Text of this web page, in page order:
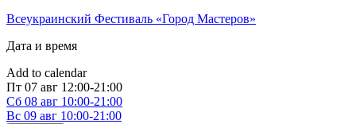
Всеукраинский Фестиваль «Город Мастеров»
Дата и время
Add to calendar
Пт 07 авг 12:00-21:00
Сб 08 авг 10:00-21:00
Вс 09 авг 10:00-21:00